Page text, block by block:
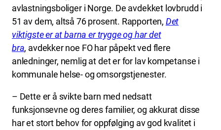
avlastningsboliger i Norge. De avdekket lovbrudd i
51 av dem, altså 76 prosent. Rapporten, Det
viktigste er at barna er trygge og har det
bra, avdekker noe FO har påpekt ved flere
anledninger, nemlig at det er for lav kompetanse i
kommunale helse- og omsorgstjenester.
– Dette er å svikte barn med nedsatt
funksjonsevne og deres familier, og akkurat disse
har et stort behov for oppfølging av god kvalitet i